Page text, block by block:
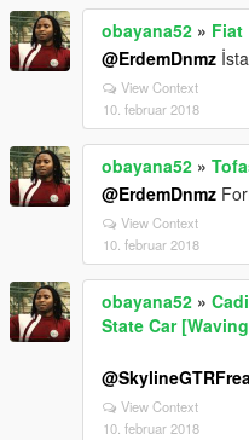
obayana52 » Fiat
@ErdemDnmz
View Context
10. februar 2018
obayana52 »
@ErdemDnmz
View Context
10. februar 2018
obayana52 »
State Car
View Context
10. februar 2018